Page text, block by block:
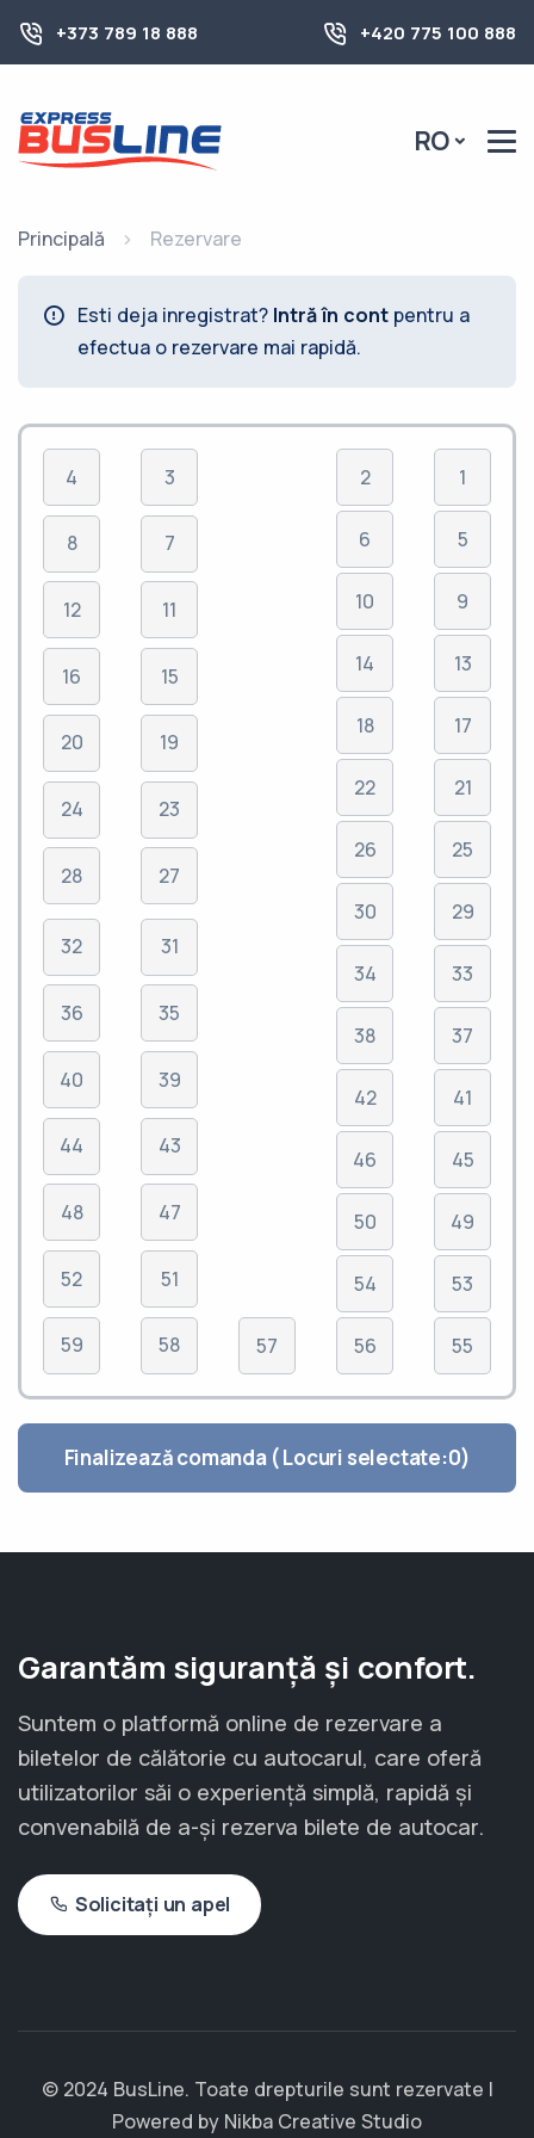
+373 789 18 888 +420 775 100 888
RO
Principală Rezervare
Esti deja inregistrat? Intră în cont pentru a
efectua o rezervare mai rapidă.
4
8
12
16
20
24
28
32
36
40
44
48
52
59
3
7
11
15
19
23
27
31
35
39
43
47
51
58 57
2
6
10
14
18
22
26
30
34
38
42
46
50
54
56
1
5
9
13
17
21
25
29
33
37
41
45
49
53
55
Finalizează comanda ( Locuri selectate:0)
Garantăm siguranță și confort.
Suntem o platformă online de rezervare a
biletelor de călătorie cu autocarul, care oferă
utilizatorilor săi o experiență simplă, rapidă și
convenabilă de a-și rezerva bilete de autocar.
Solicitați un apel
© 2024 BusLine. Toate drepturile sunt rezervate |
Powered by Nikba Creative Studio